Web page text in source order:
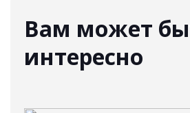
Вам может
интересно